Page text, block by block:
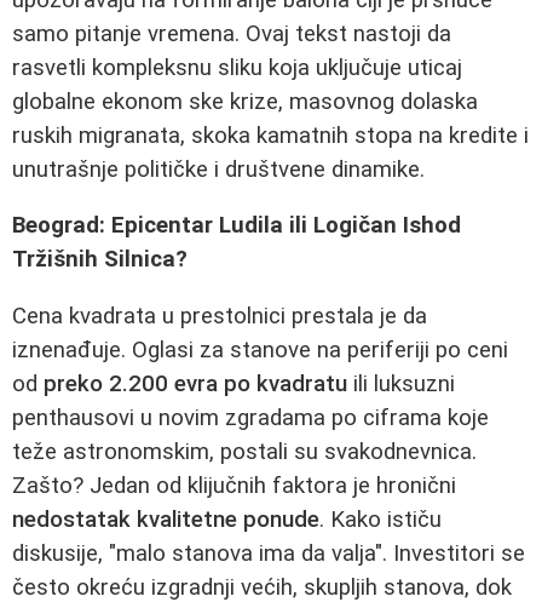
samo pitanje vremena. Ovaj tekst nastoji da
rasvetli kompleksnu sliku koja uključuje uticaj
globalne ekonom ske krize, masovnog dolaska
ruskih migranata, skoka kamatnih stopa na kredite i
unutrašnje političke i društvene dinamike.
Beograd: Epicentar Ludila ili Logičan Ishod
Tržišnih Silnica?
Cena kvadrata u prestolnici prestala je da
iznenađuje. Oglasi za stanove na periferiji po ceni
od preko 2.200 evra po kvadratu ili luksuzni
penthausovi u novim zgradama po ciframa koje
teže astronomskim, postali su svakodnevnica.
Zašto? Jedan od klijučnih faktora je hronični
nedostatak kvalitetne ponude. Kako ističu
diskusije, "malo stanova ima da valja". Investitori se
često okreću izgradnji većih, skupljih stanova, dok